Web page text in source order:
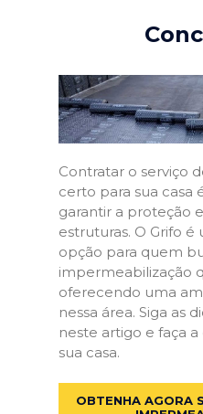
Contratar o serviço
certo para sua casa
garantir a proteção
estruturas. O Grifo
opção para quem
impermeabilização
oferecendo uma
nessa área. Siga as
neste artigo e faça
sua casa.
OBTENHA AGORA